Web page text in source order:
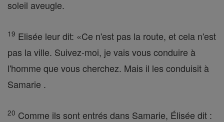
soleil aveugle.
19 Elisée leur dit: «Ce n'est pas la route, et cela n'est
pas la ville. Suivez-moi, je vais vous conduire à
l'homme que vous cherchez. Mais il les conduisit à
Samarie .
20 Comme ils sont entrés dans Samarie, Élisée dit :